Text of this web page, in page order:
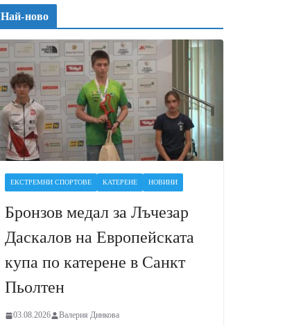
Най-ново
ЕКСТРЕМНИ СПОРТОВЕ КАТЕРЕНЕ НОВИНИ
Бронзов медал за Лъчезар
Даскалов на Европейската
купа по катерене в Санкт
Пьолтен
03.08.2026 Валерия Динкова